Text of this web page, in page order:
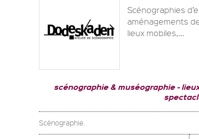
Scénographies
aménagements
lieux mobiles,...
scénographie & muséographie
Scénographie.